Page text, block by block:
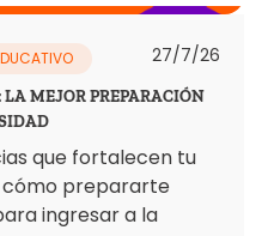
27/7/26
MEJOR PREPARACIÓN
que fortalecen tu
cómo prepararte
ingresar a la